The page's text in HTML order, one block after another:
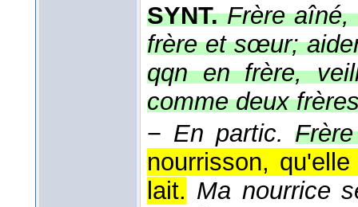
SYNT.Frère
frère et sœur;
qqn en frère,
comme deux
− En partic.
nourrisson,
lait. Ma nourrice